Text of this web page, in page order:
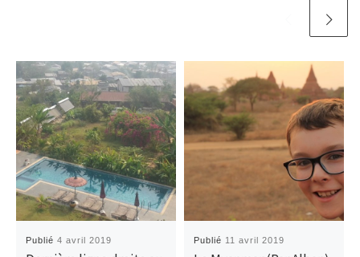
Publié4 avril 2019 Publié 11 avril 2019